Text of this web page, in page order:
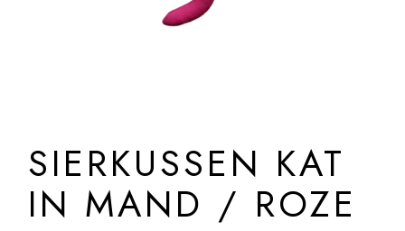
SIERKUSSEN KAT
IN MAND / ROZE